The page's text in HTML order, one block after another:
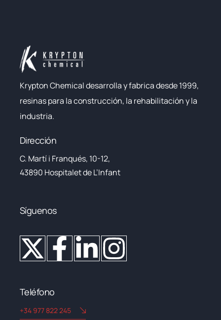
Krypton Chemical desarrolla y fabrica desde 1999,
resinas para la construcción, la rehabilitación y la
industria.
Dirección
C. Martí i Franqués, 10-12,
43890 Hospitalet de L’Infant
Síguenos
Teléfono
+34 977 822 245